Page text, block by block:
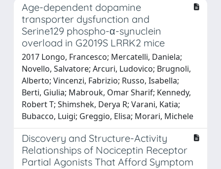
Age-dependent dopamine
transporter dysfunction and
Serine129 phospho-α-synuclein
overload in G2019S LRRK2 mice
2017 Longo, Francesco; Mercatelli, Daniela;
Novello, Salvatore; Arcuri, Ludovico; Brugnoli,
Alberto; Vincenzi, Fabrizio; Russo, Isabella;
Berti, Giulia; Mabrouk, Omar Sharif; Kennedy,
Robert T; Shimshek, Derya R; Varani, Katia;
Bubacco, Luigi; Greggio, Elisa; Morari, Michele
Discovery and Structure-Activity
Relationships of Nociceptin Receptor
Partial Agonists That Afford Symptom